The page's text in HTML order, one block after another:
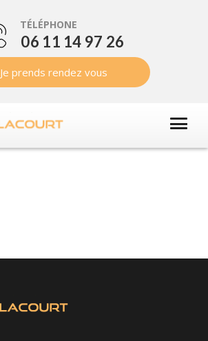
TÉLÉPHONE
06 11 14 97 26
Je prends rendez vous